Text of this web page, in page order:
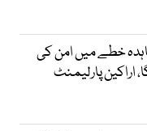
خطے میں امن کی
پارلیمنٹ